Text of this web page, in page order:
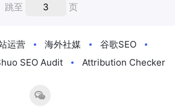
跳至
页
运营 海外社媒
谷歌SEO
SEO Audit Attribution Checker